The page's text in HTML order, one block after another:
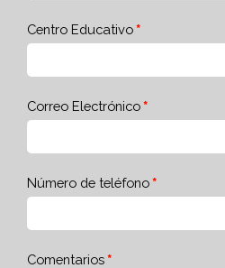
Centro Educativo
Correo Electrónico
Número de teléfono
Comentarios